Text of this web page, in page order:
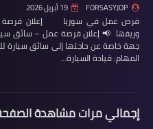
FORSASYJOP 19 أبريل 2026
فرص عمل في سوريا إعلان فرصة
وريفها 📢 إعلان فرصة عمل – سائق
جهة خاصة عن حاجتها إلى سائق سيارة
المهام: قيادة السيارة…
إجمالي مرات مشاهدة